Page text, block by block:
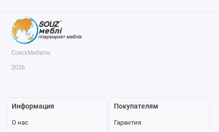
СоюзМебель
2026
Информация
О нас
Покупателям
Гарантия